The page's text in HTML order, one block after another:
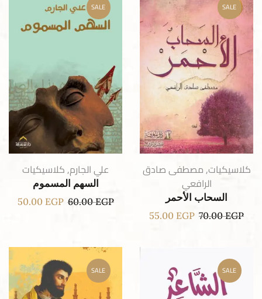
SALE
كلاسيكيات,مصطفى صادق
الرافعي
السحاب الأحمر
70.00EGP
55.00 EGP
SALE
علي الجارم,كلاسيكيات
السهم المسموم
60.00EGP
50.00 EGP
SALE
SALE